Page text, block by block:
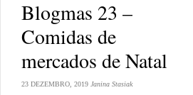
Blogmas 23 –
Comidas de
mercados de Natal
23 DEZEMBRO, 2019 Janina Stasiak